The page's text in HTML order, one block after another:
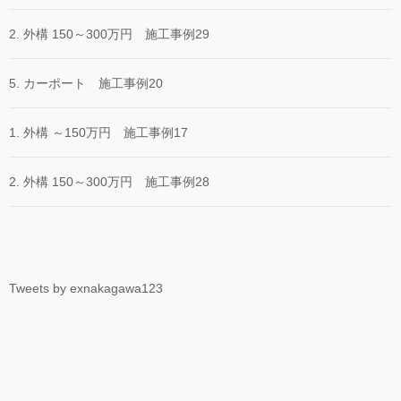
2. 外構 150～300万円 施工事例29
5. カーポート 施工事例20
1. 外構 ～150万円 施工事例17
2. 外構 150～300万円 施工事例28
Tweets by exnakagawa123